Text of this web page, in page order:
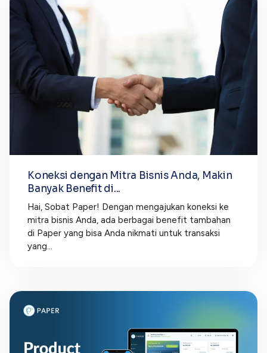
Koneksi dengan Mitra Bisnis Anda, Makin
Banyak Benefit di...
Hai, Sobat Paper! Dengan mengajukan koneksi ke
mitra bisnis Anda, ada berbagai benefit tambahan
di Paper yang bisa Anda nikmati untuk transaksi
yang...